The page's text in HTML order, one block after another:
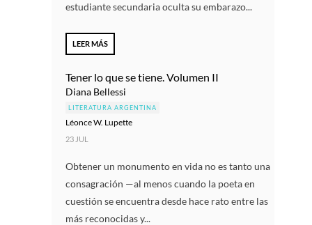
estudiante secundaria oculta su embarazo...
LEER MÁS
Tener lo que se tiene. Volumen II
Diana Bellessi
LITERATURA ARGENTINA
Léonce W. Lupette
23 JUL
Obtener un monumento en vida no es tanto una
consagración —al menos cuando la poeta en
cuestión se encuentra desde hace rato entre las
más reconocidas y...